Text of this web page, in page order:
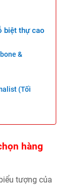
biệt thự cao
&
(Tối
hàng
tượng của